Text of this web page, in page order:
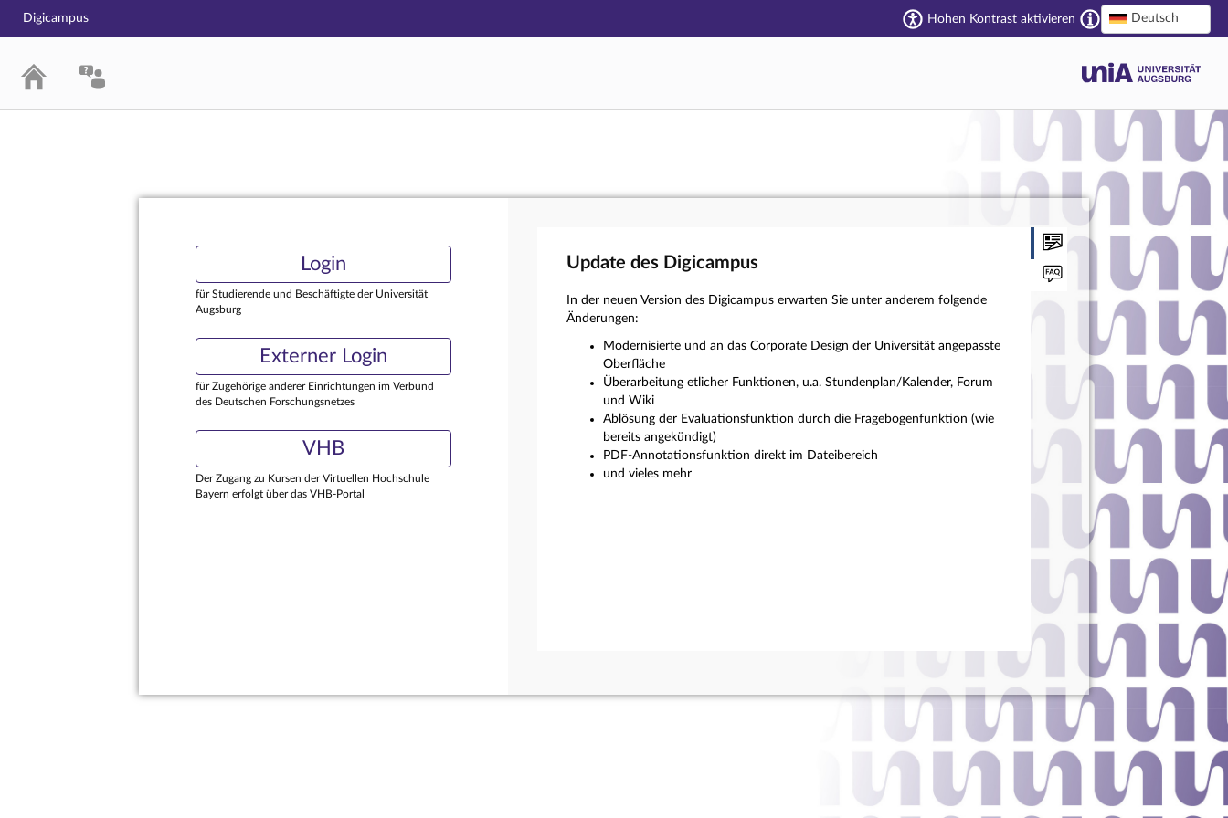
Hauptnavigation
Fußzeile
Digicampus Hohen Kontrast aktivieren Deutsch
Login
für Studierende und Beschäftigte der Universität
Augsburg
Externer Login
für Zugehörige anderer Einrichtungen im Verbund
des Deutschen Forschungsnetzes
VHB
Der Zugang zu Kursen der Virtuellen Hochschule
Bayern erfolgt über das VHB-Portal
Update des Digicampus
In der neuen Version des Digicampus erwarten Sie unter anderem folgende
Änderungen:
Modernisierte und an das Corporate Design der Universität angepasste
Oberfläche
Überarbeitung etlicher Funktionen, u.a. Stundenplan/Kalender, Forum
und Wiki
Ablösung der Evaluationsfunktion durch die Fragebogenfunktion (wie
bereits angekündigt)
PDF-Annotationsfunktion direkt im Dateibereich
und vieles mehr